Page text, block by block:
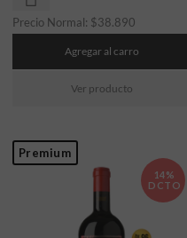
Precio Normal: $38.890
Agregar al carro
Ver producto
Premium
14%
DCTO